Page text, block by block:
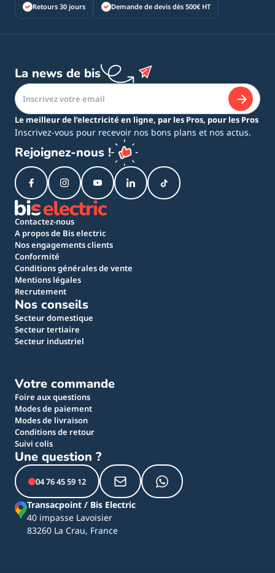
Retours 30 jours Demande de devis dès 500€ HT
La news de bis
Le meilleur de l’electricité en ligne, par les Pros, pour les Pros
Inscrivez-vous pour recevoir nos bons plans et nos actus.
Rejoignez-nous !
Contactez-nous
A propos de Bis electric
Nos engagements clients
Conformité
Conditions générales de vente
Mentions légales
Recrutement
Nos conseils
Secteur domestique
Secteur tertiaire
Secteur industriel
Votre commande
Foire aux questions
Modes de paiement
Modes de livraison
Conditions de retour
Suivi colis
Une question ?
04 76 45 59 12
Transacpoint / Bis Electric
40 impasse Lavoisier
83260 La Crau, France